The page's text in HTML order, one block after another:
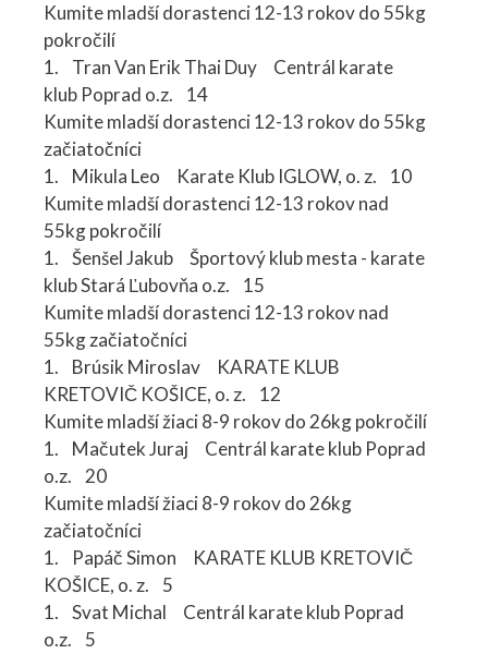
Kumite mladší dorastenci 12-13 rokov do 55kg
pokročilí
1. Tran Van Erik Thai Duy Centrál karate
klub Poprad o.z. 14
Kumite mladší dorastenci 12-13 rokov do 55kg
začiatočníci
1. Mikula Leo Karate Klub IGLOW, o. z. 10
Kumite mladší dorastenci 12-13 rokov nad
55kg pokročilí
1. Šenšel Jakub Športový klub mesta - karate
klub Stará Ľubovňa o.z. 15
Kumite mladší dorastenci 12-13 rokov nad
55kg začiatočníci
1. Brúsik Miroslav KARATE KLUB
KRETOVIČ KOŠICE, o. z. 12
Kumite mladší žiaci 8-9 rokov do 26kg pokročilí
1. Mačutek Juraj Centrál karate klub Poprad
o.z. 20
Kumite mladší žiaci 8-9 rokov do 26kg
začiatočníci
1. Papáč Simon KARATE KLUB KRETOVIČ
KOŠICE, o. z. 5
1. Svat Michal Centrál karate klub Poprad
o.z. 5